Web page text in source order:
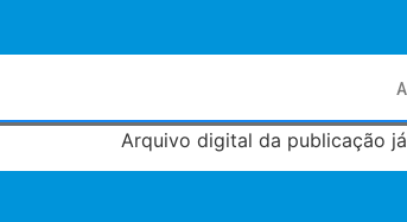
Arquivo digital da publicação